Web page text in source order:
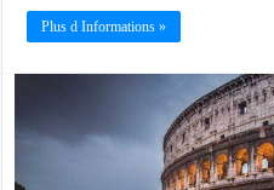
Plus d Informations »